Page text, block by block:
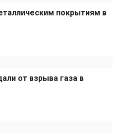
покрытиям в
от взрыва газа в